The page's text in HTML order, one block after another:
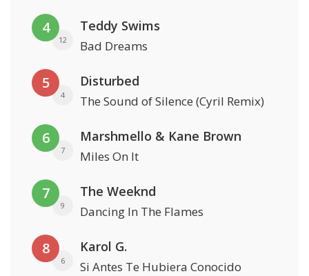
4
12
Teddy Swims
Bad Dreams
5
4
Disturbed
The Sound of Silence (Cyril Remix)
6
7
Marshmello & Kane Brown
Miles On It
7
9
The Weeknd
Dancing In The Flames
8
6
Karol G.
Si Antes Te Hubiera Conocido